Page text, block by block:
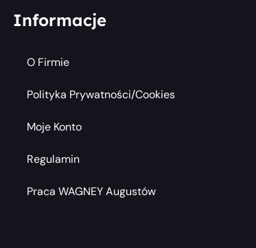
Informacje
O Firmie
Polityka Prywatności/cookies
Moje Konto
Regulamin
Praca WAGNEY Augustów